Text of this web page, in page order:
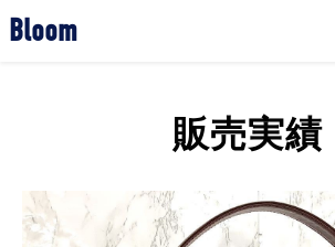
Bloom
販売実績